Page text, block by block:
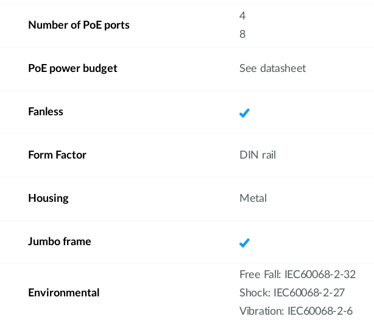
Number of PoE ports
4
8
PoE power budget See datasheet
Fanless
Form Factor DIN rail
Housing Metal
Jumbo frame
Environmental
Free Fall: IEC60068-2-32
Shock: IEC60068-2-27
Vibration: IEC60068-2-6